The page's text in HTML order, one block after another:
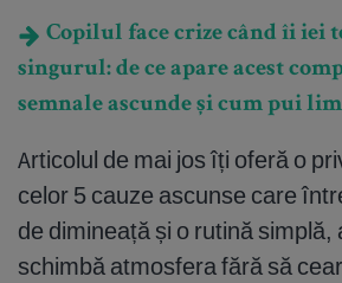
Copilul face crize când îi iei
singurul: de ce apare acest
semnale ascunde și cum pui
Articolul de mai jos îți oferă o
celor 5 cauze ascunse care
de dimineață și o rutină simplă,
schimbă atmosfera fără să